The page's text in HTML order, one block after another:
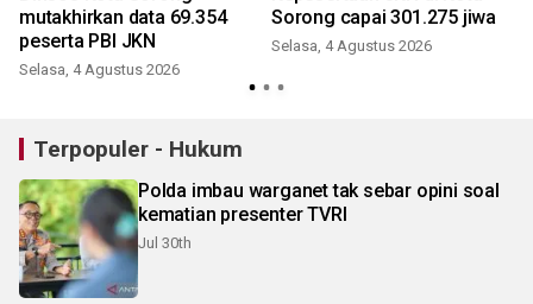
mutakhirkan data 69.354
peserta PBI JKN
Selasa, 4 Agustus 2026
Sorong capai 301.275 jiwa
Selasa, 4 Agustus 2026
Terpopuler - Hukum
Polda imbau warganet tak sebar opini soal
kematian presenter TVRI
Jul 30th